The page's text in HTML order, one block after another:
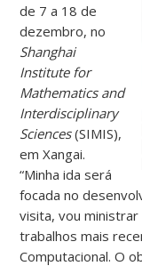
de 7 a 18 de
dezembro, no
Shanghai
Institute for
Mathematics and
Interdisciplinary
Sciences(SIMIS),
em Xangai.
“Minha ida será
focada no
visita, vou
trabalhos mais
Computacional. O